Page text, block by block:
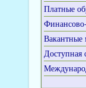
Платные
Финансово-
Вакантные
Доступная